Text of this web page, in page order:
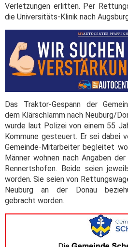
Verletzungen erlitten. Per
die Universitäts-Klinik nach
Das Traktor-Gespann der
dem Klärschlamm nach Neuburg/
wurde laut Polizei von einem 55
Kommune gesteuert. Er sei dabei
Gemeinde-Mitarbeiter begleitet
Männer wohnen nach Angaben
Rennertshofen. Beide seien
worden. Sie seien von
Neuburg an der Donau
gebracht worden.